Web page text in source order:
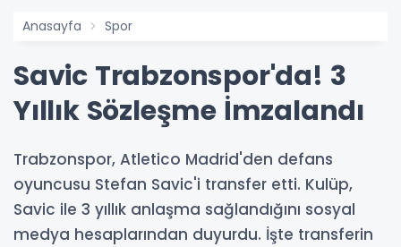
Anasayfa Spor
Savic Trabzonspor'da! 3
Yıllık Sözleşme İmzalandı
Trabzonspor, Atletico Madrid'den defans
oyuncusu Stefan Savic'i transfer etti. Kulüp,
Savic ile 3 yıllık anlaşma sağlandığını sosyal
medya hesaplarından duyurdu. İşte transferin